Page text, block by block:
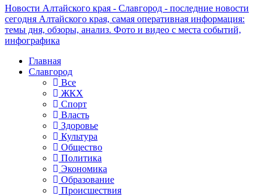
Новости Алтайского края - Славгород - последние новости
сегодня Алтайского края, самая оперативная информация:
темы дня, обзоры, анализ. Фото и видео с места событий,
инфографика
Главная
Славгород
Все
ЖКХ
Спорт
Власть
Здоровье
Культура
Общество
Политика
Экономика
Образование
Происшествия